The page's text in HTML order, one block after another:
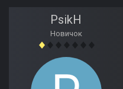
PsikH
Новичок